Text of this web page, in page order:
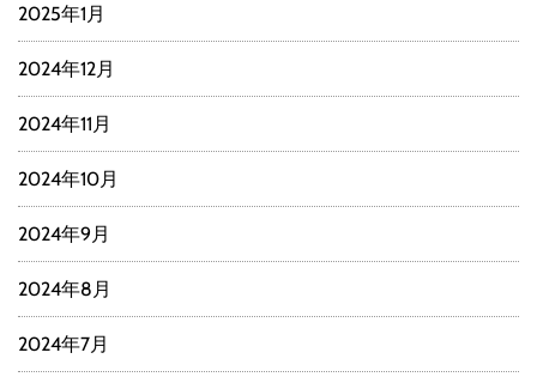
2025年1月
2024年12月
2024年11月
2024年10月
2024年9月
2024年8月
2024年7月